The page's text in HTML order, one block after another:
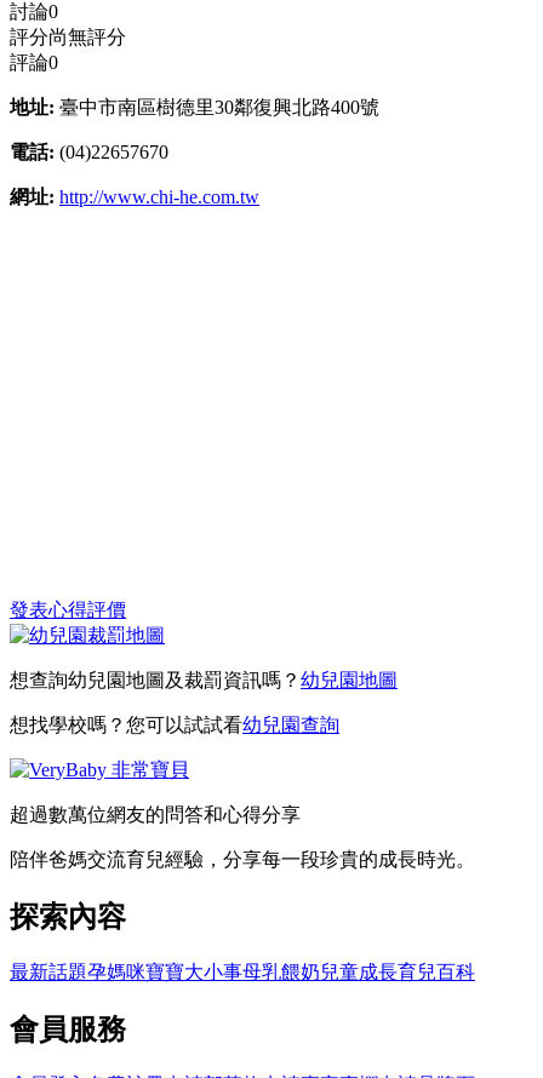
討論0
評分尚無評分
評論0
地址: 臺中市南區樹德里30鄰復興北路400號
電話: (04)22657670
網址: http://www.chi-he.com.tw
發表心得評價
想查詢幼兒園地圖及裁罰資訊嗎？ 幼兒園地圖
想找學校嗎？您可以試試看幼兒園查詢
超過數萬位網友的問答和心得分享
陪伴爸媽交流育兒經驗，分享每一段珍貴的成長時光。
探索內容
最新話題孕媽咪寶寶大小事母乳餵奶兒童成長育兒百科
會員服務